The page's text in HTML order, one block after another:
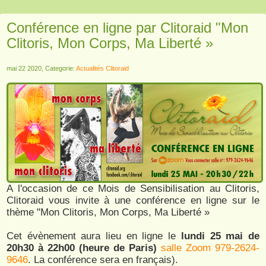
Conférence en ligne par Clitoraid "Mon
Clitoris, Mon Corps, Ma Liberté »
mai 22 2020, Categorie: Actualités Clitoraid
A l'occasion de ce Mois de Sensibilisation au Clitoris,
Clitoraid vous invite à une conférence en ligne sur le
thème "Mon Clitoris, Mon Corps, Ma Liberté »
Cet évènement aura lieu en ligne le lundi 25 mai de
20h30 à 22h00 (heure de Paris) salle Zoom 979-2624-
9646. La conférence sera en français).